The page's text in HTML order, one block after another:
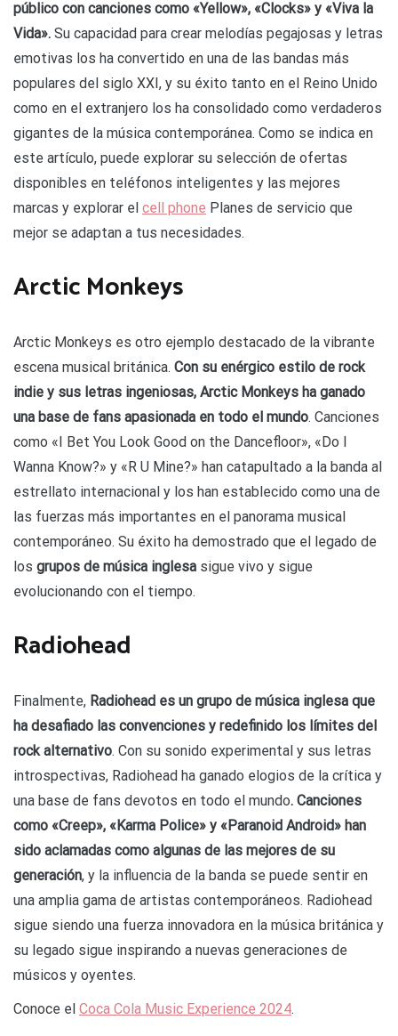
público con canciones como «Yellow», «Clocks» y «Viva la
Vida». Su capacidad para crear melodías pegajosas y letras
emotivas los ha convertido en una de las bandas más
populares del siglo XXI, y su éxito tanto en el Reino Unido
como en el extranjero los ha consolidado como verdaderos
gigantes de la música contemporánea. Como se indica en
este artículo, puede explorar su selección de ofertas
disponibles en teléfonos inteligentes y las mejores
marcas y explorar el cell phone Planes de servicio que
mejor se adaptan a tus necesidades.
Arctic Monkeys
Arctic Monkeys es otro ejemplo destacado de la vibrante
escena musical británica. Con su enérgico estilo de rock
indie y sus letras ingeniosas, Arctic Monkeys ha ganado
una base de fans apasionada en todo el mundo. Canciones
como «I Bet You Look Good on the Dancefloor», «Do I
Wanna Know?» y «R U Mine?» han catapultado a la banda al
estrellato internacional y los han establecido como una de
las fuerzas más importantes en el panorama musical
contemporáneo. Su éxito ha demostrado que el legado de
los grupos de música inglesa sigue vivo y sigue
evolucionando con el tiempo.
Radiohead
Finalmente, Radiohead es un grupo de música inglesa que
ha desafiado las convenciones y redefinido los límites del
rock alternativo. Con su sonido experimental y sus letras
introspectivas, Radiohead ha ganado elogios de la crítica y
una base de fans devotos en todo el mundo. Canciones
como «Creep», «Karma Police» y «Paranoid Android» han
sido aclamadas como algunas de las mejores de su
generación, y la influencia de la banda se puede sentir en
una amplia gama de artistas contemporáneos. Radiohead
sigue siendo una fuerza innovadora en la música británica y
su legado sigue inspirando a nuevas generaciones de
músicos y oyentes.
Conoce el Coca Cola Music Experience 2024.